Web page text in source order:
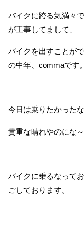
バイクに跨る気満々
が工事してまして、
バイクを出すことが
の中年、commaです
今日は乗りたかった
貴重な晴れやのにな～
バイクに乗るなって
ごしております。